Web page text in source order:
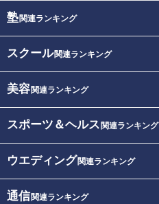
塾関連ランキング
スクール関連ランキング
美容関連ランキング
スポーツ＆ヘルス 関連ランキング
ウエディング関連ランキング
通信関連ランキング